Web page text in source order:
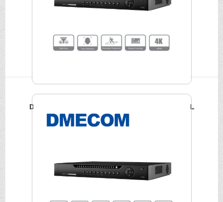
DMECOM 16路4K網路NVR DME-NVR-4216-4KS2/L